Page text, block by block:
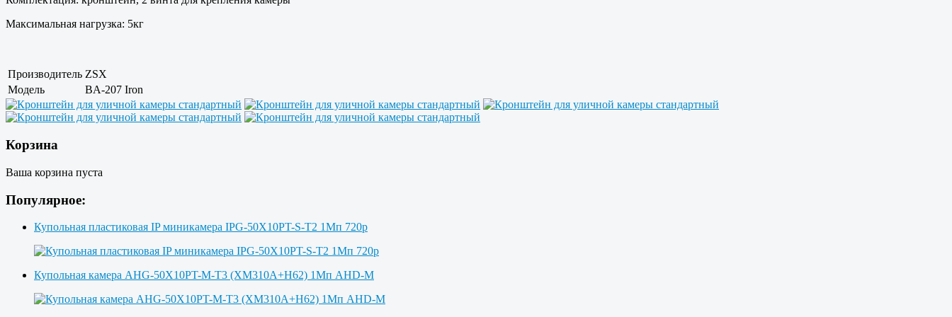
Максимальная нагрузка: 5кг
Производитель ZSX
Модель
BA-207 Iron
Корзина
Ваша корзина пуста
Популярное:
Купольная пластиковая IP миникамера IPG-50X10PT-S-T2 1Мп 720p
Купольная камера AHG-50X10PT-M-T3 (XM310A+H62) 1Мп AHD-M